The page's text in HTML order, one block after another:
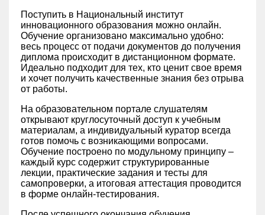
Поступить в Национальный институт
инновационного образования можно онлайн.
Обучение организовано максимально удобно:
весь процесс от подачи документов до получения
диплома происходит в дистанционном формате.
Идеально подходит для тех, кто ценит свое время
и хочет получить качественные знания без отрыва
от работы.
На образовательном портале слушателям
открывают круглосуточный доступ к учебным
материалам, а индивидуальный куратор всегда
готов помочь с возникающими вопросами.
Обучение построено по модульному принципу –
каждый курс содержит структурированные
лекции, практические задания и тесты для
самопроверки, а итоговая аттестация проводится
в форме онлайн-тестирования.